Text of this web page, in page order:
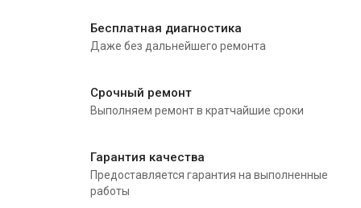
Бесплатная диагностика
Даже без дальнейшего ремонта
Срочный ремонт
Выполняем ремонт в кратчайшие сроки
Гарантия качества
Предоставляется гарантия на выполненные
работы